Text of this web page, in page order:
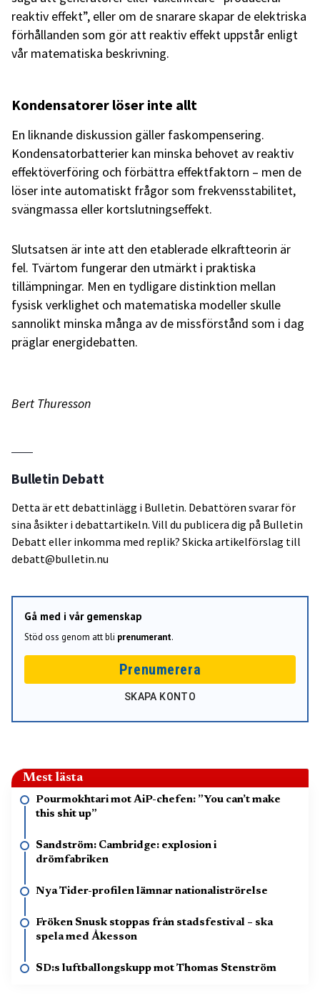
reaktiv effekt”, eller om de snarare skapar de elektriska
förhållanden som gör att reaktiv effekt uppstår enligt
vår matematiska beskrivning.
Kondensatorer löser inte allt
En liknande diskussion gäller faskompensering.
Kondensatorbatterier kan minska behovet av reaktiv
effektöverföring och förbättra effektfaktorn – men de
löser inte automatiskt frågor som frekvensstabilitet,
svängmassa eller kortslutningseffekt.
Slutsatsen är inte att den etablerade elkraftteorin är
fel. Tvärtom fungerar den utmärkt i praktiska
tillämpningar. Men en tydligare distinktion mellan
fysisk verklighet och matematiska modeller skulle
sannolikt minska många av de missförstånd som i dag
präglar energidebatten.
Bert Thuresson
Bulletin Debatt
Detta är ett debattinlägg i Bulletin. Debattören svarar för
sina åsikter i debattartikeln. Vill du publicera dig på Bulletin
Debatt eller inkomma med replik? Skicka artikelförslag till
debatt@bulletin.nu
Gå med i vår gemenskap
Stöd oss genom att bli prenumerant.
Prenumerera
SKAPA KONTO
Mest lästa
Pourmokhtari mot AiP-chefen: ”You can’t make
this shit up”
Sandström: Cambridge: explosion i
drömfabriken
Nya Tider-profilen lämnar nationaliströrelse
Fröken Snusk stoppas från stadsfestival – ska
spela med Åkesson
SD:s luftballongskupp mot Thomas Stenström